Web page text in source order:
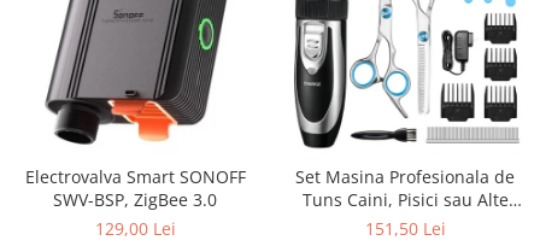
Electrovalva Smart SONOFF
SWV-BSP, ZigBee 3.0
129,00 Lei
Set Masina Profesionala de
Tuns Caini, Pisici sau Alte
Animale, Rovo T3, fara fir,
151,50 Lei